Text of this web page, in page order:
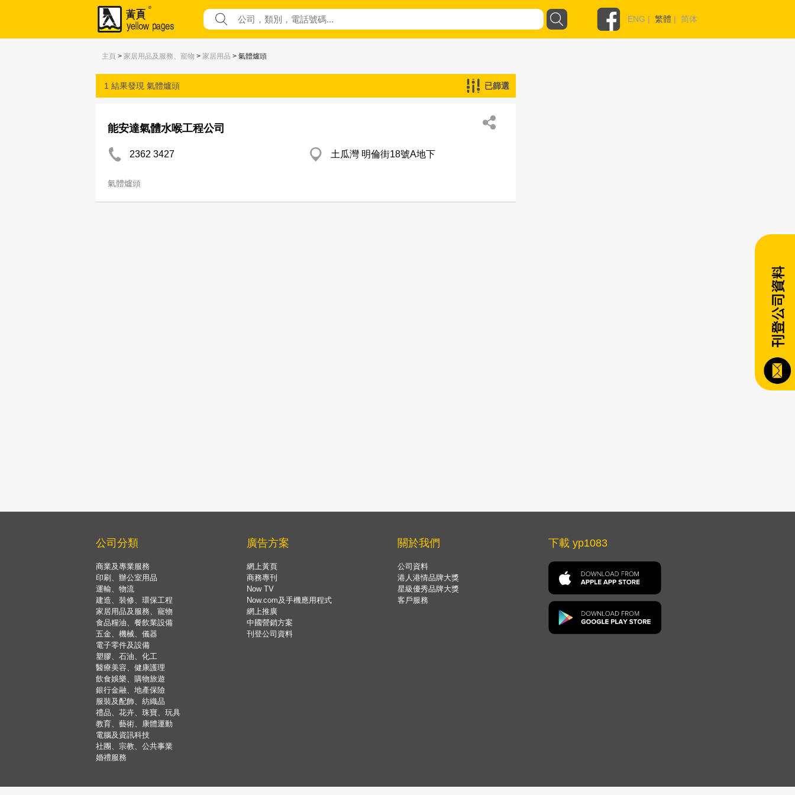
ENG | 繁體 | 简体
主頁 > 家居用品及服務、寵物 > 家居用品 > 氣體爐頭
1 結果發現 氣體爐頭 已篩選
能安達氣體水喉工程公司
2362 3427 土瓜灣 明倫街18號A地下
氣體爐頭
公司分類
商業及專業服務
印刷、辦公室用品
運輸、物流
建造、裝修、環保工程
家居用品及服務、寵物
食品糧油、餐飲業設備
五金、機械、儀器
電子零件及設備
塑膠、石油、化工
醫療美容、健康護理
飲食娛樂、購物旅遊
銀行金融、地產保險
服裝及配飾、紡織品
禮品、花卉、珠寶、玩具
教育、藝術、康體運動
電腦及資訊科技
社團、宗教、公共事業
婚禮服務
廣告方案
網上黃頁
商務專刊
Now TV
Now.com及手機應用程式
網上推廣
中國營銷方案
刊登公司資料
關於我們
公司資料
港人港情品牌大獎
星級優秀品牌大獎
客戶服務
下載 yp1083